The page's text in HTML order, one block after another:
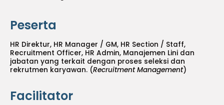
Peserta
HR Direktur, HR Manager / GM, HR Section / Staff,
Recruitment Officer, HR Admin, Manajemen Lini dan
jabatan yang terkait dengan proses seleksi dan
rekrutmen karyawan. (Recruitment Management)
Facilitator